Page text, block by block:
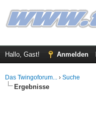
Hallo, Gast! Anmelden
Das Twingoforum... › Suche
Ergebnisse